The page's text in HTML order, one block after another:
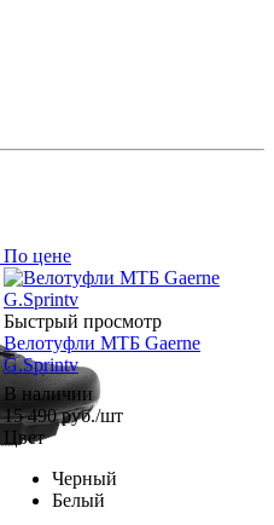
По цене
Быстрый просмотр
Велотуфли МТБ Gaerne
G.Sprintv
В наличии
15 490руб./шт
Цвет
Черный
Белый